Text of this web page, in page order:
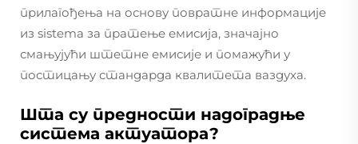
прилагођења на основу повратне информације
из sistema за пратење емисија, значајно
смањујући штетне емисије и помажући у
постицању стандарда квалитета ваздуха.
Шта су предности надоградње
система актуатора?